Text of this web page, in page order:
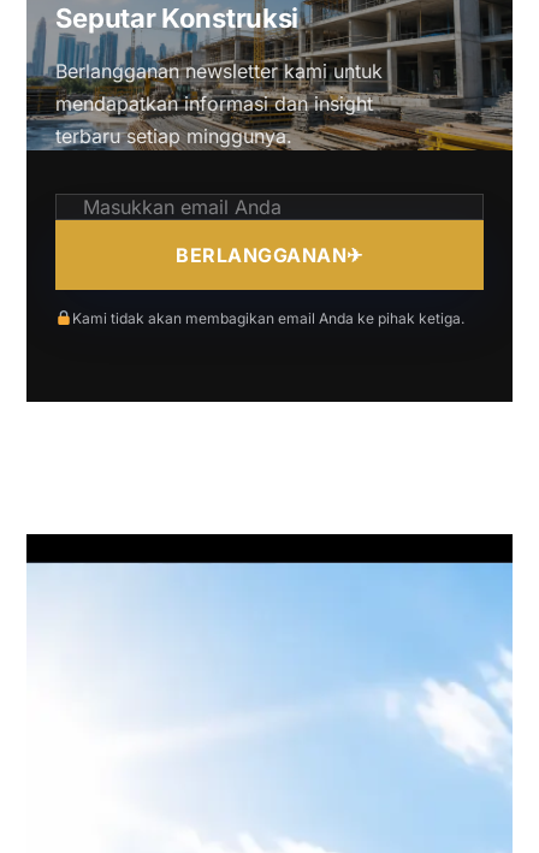
Seputar Konstruksi
Berlangganan newsletter kami untuk
mendapatkan informasi dan insight
terbaru setiap minggunya.
BERLANGGANAN✈
Kami tidak akan membagikan email Anda ke pihak ketiga.